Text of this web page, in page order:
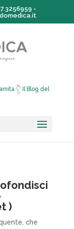
-
Il Blog del
)
che